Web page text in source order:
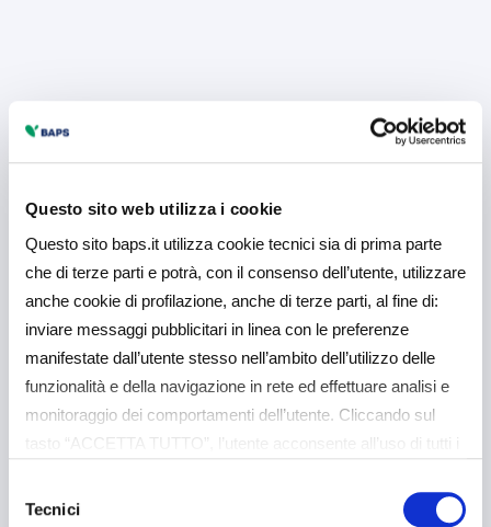
Questo sito web utilizza i cookie
Questo sito baps.it utilizza cookie tecnici sia di prima parte
che di terze parti e potrà, con il consenso dell’utente, utilizzare
anche cookie di profilazione, anche di terze parti, al fine di:
inviare messaggi pubblicitari in linea con le preferenze
manifestate dall’utente stesso nell’ambito dell’utilizzo delle
funzionalità e della navigazione in rete ed effettuare analisi e
monitoraggio dei comportamenti dell’utente. Cliccando sul
tasto “ACCETTA TUTTO”, l’utente acconsente all’uso di tutti i
analitici. Il consenso è facoltativo e può essere revocato in
delTecnici